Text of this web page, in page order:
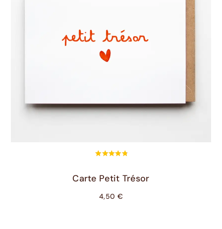
Carte Petit Trésor
4,50 €